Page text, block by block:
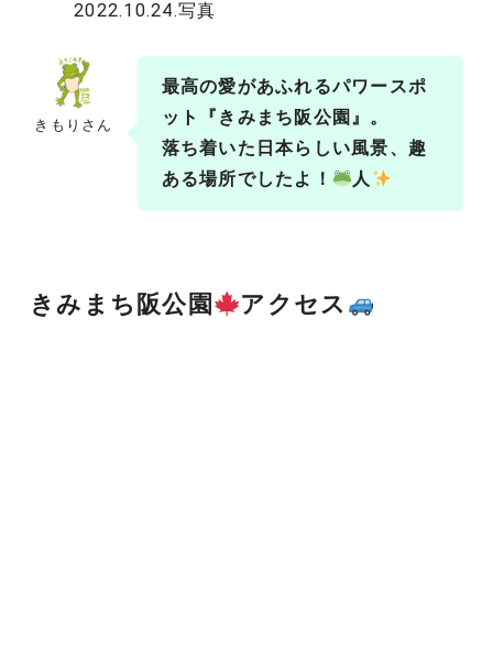
2022.10.24.写真
きもりさん
最高の愛があふれるパワースポ
ット『きみまち阪公園』。
落ち着いた日本らしい風景、趣
ある場所でしたよ！
人
きみまち阪公園 アクセス